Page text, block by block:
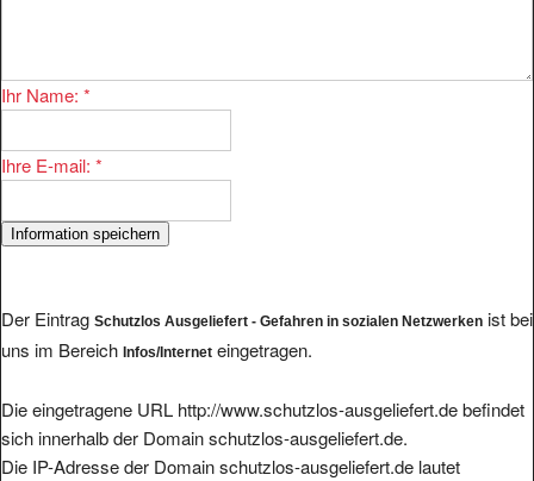
Ihr Name: *
Ihre E-mail: *
Der Eintrag Schutzlos Ausgeliefert - Gefahren in sozialen Netzwerken ist bei
uns im Bereich Infos/Internet eingetragen.
Die eingetragene URL http://www.schutzlos-ausgeliefert.de befindet
sich innerhalb der Domain schutzlos-ausgeliefert.de.
Die IP-Adresse der Domain schutzlos-ausgeliefert.de lautet